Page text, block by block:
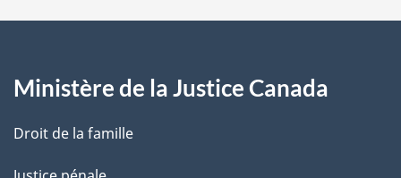
a
e
Ministère de la Justice Canada
Droit de la famille